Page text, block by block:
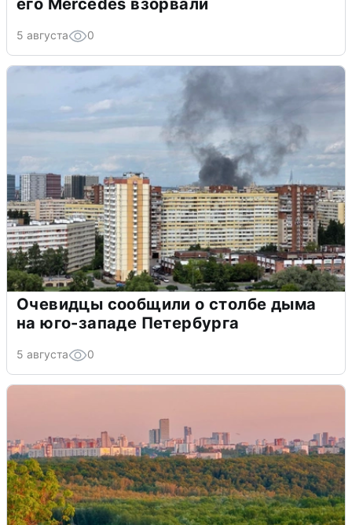
5 августа 0
Очевидцы сообщили о столбе дыма
на юго-западе Петербурга
5 августа 0